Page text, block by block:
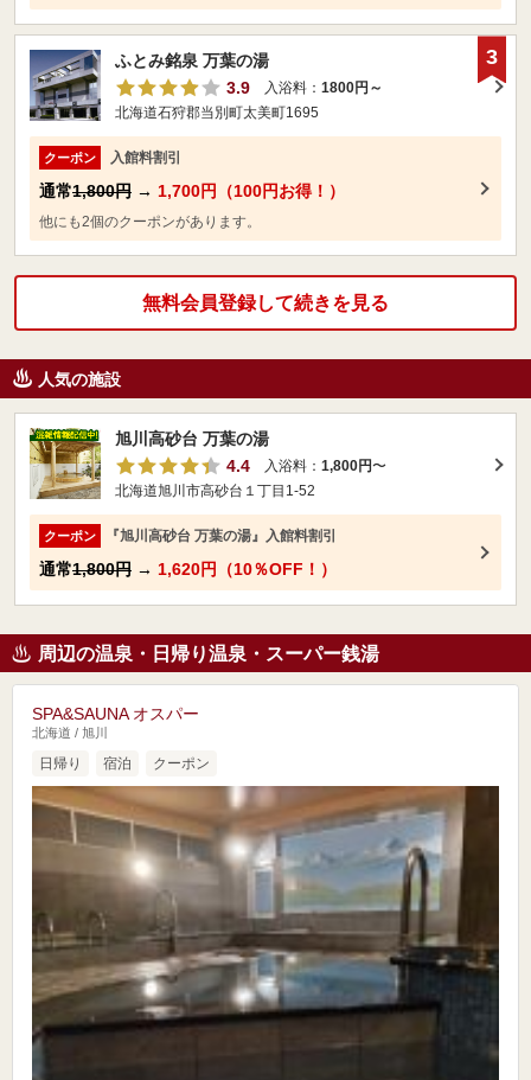
ふとみ銘泉 万葉の湯
3.9
入浴料： 1800円～
北海道石狩郡当別町太美町1695
クーポン 入館料割引
通常1,800円 → 1,700円（100円お得！）
他にも2個のクーポンがあります。
3
無料会員登録して続きを見る
人気の施設
旭川高砂台 万葉の湯
4.4
入浴料： 1,800円〜
北海道旭川市高砂台１丁目1-52
クーポン 『旭川高砂台 万葉の湯』入館料割引
通常1,800円 → 1,620円（10％OFF！）
周辺の温泉・日帰り温泉・スーパー銭湯
SPA&SAUNA オスパー
北海道 / 旭川
日帰り 宿泊 クーポン